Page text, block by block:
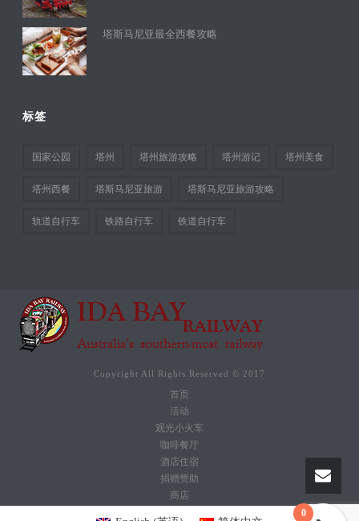
塔斯马尼亚最全西餐攻略
标签
国家公园 塔州 塔州旅游攻略 塔州游记 塔州美食
塔州西餐 塔斯马尼亚旅游 塔斯马尼亚旅游攻略
轨道自行车 铁路自行车 铁道自行车
Copyright All Rights Reserved © 2017
首页
活动
观光小火车
咖啡餐厅
酒店住宿
捐赠赞助
商店
0